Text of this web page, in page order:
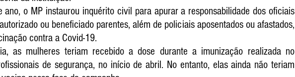
ano, o MP instaurou inquérito civil para apurar a responsabilidade dos oficiais
ou beneficiado parentes, além de policiais aposentados ou afastados,
contra a Covid-19.
as mulheres teriam recebido a dose durante a imunização realizada no
de segurança, no início de abril. No entanto, elas ainda não teriam